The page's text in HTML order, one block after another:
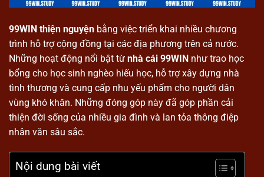
99WIN thiện nguyện bằng việc triển khai nhiều chương
trình hỗ trợ cộng đồng tại các địa phương trên cả nước.
Những hoạt động nổi bật từ nhà cái 99WIN như trao học
bổng cho học sinh nghèo hiếu học, hỗ trợ xây dựng nhà
tình thương và cung cấp nhu yếu phẩm cho người dân
vùng khó khăn. Những đóng góp này đã góp phần cải
thiện đời sống của nhiều gia đình và lan tỏa thông điệp
nhân văn sâu sắc.
Nội dung bài viết